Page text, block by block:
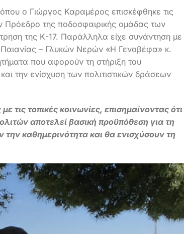
ο Γιώργος Καραμέρος επισκέφθηκε τις
Πρόεδρο της ποδοσφαιρικής ομάδας των
της Κ-17. Παράλληλα είχε συνάντηση με
Παιανίας – Γλυκών Νερών «Η Γενοβέφα» κ.
που αφορούν τη στήριξη του
την ενίσχυση των πολιτιστικών δράσεων
τοπικές κοινωνίες, επισημαίνοντας ότι
αποτελεί βασική προϋπόθεση για τη
καθημερινότητα και θα ενισχύσουν τη